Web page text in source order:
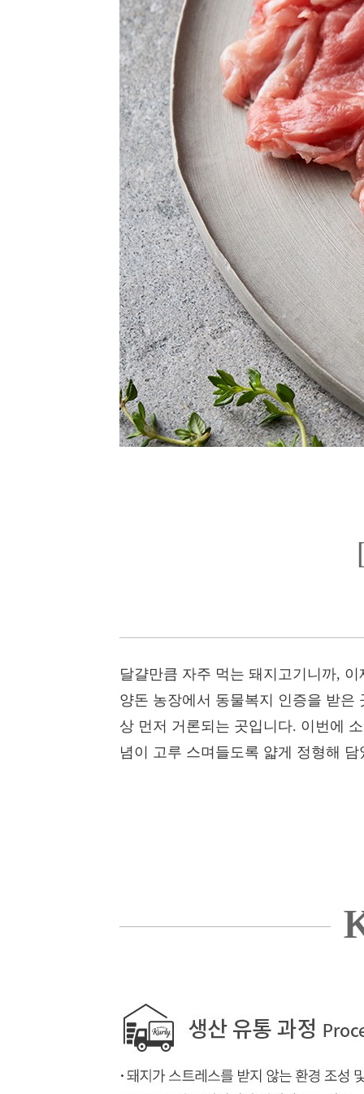
달걀만큼 자주 먹는 돼지고기니까,
양돈 농장에서 동물복지 인증을 받은
상 먼저 거론되는 곳입니다. 이번에
념이 고루 스며들도록 얇게 정형해